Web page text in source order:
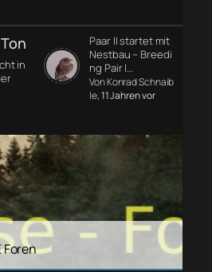
in
Paar II startet mit
Nestbau – Breedi
ng Pair I…
Von Konrad Schnaib
le, 11 Jahren vor
Foren